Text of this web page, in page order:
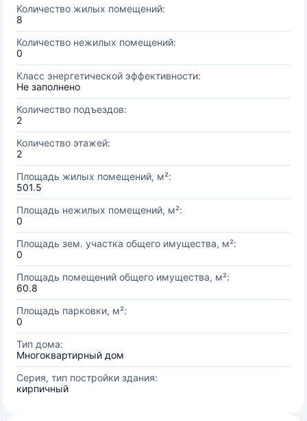
Количество жилых помещений:
8
Количество нежилых помещений:
0
Класс энергетической эффективности:
Не заполнено
Количество подъездов:
2
Количество этажей:
2
Площадь жилых помещений, м²:
501.5
Площадь нежилых помещений, м²:
0
Площадь зем. участка общего имущества, м²:
0
Площадь помещений общего имущества, м²:
60.8
Площадь парковки, м²:
0
Тип дома:
Многоквартирный дом
Серия, тип постройки здания:
кирпичный